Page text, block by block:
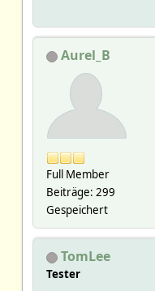
Aurel_B
Full Member
Beiträge: 299
Gespeichert
TomLee
Tester